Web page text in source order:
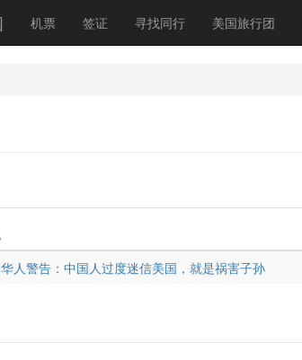
机票 签证 寻找同行 美国旅行团
人警告：中国人过度迷信美国，就是祸害子孙